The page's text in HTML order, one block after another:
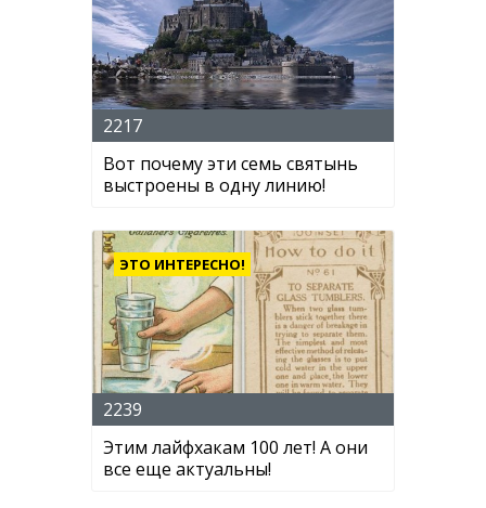
2217
Вот почему эти семь святынь
выстроены в одну линию!
ЭТО ИНТЕРЕСНО!
2239
Этим лайфхакам 100 лет! А они
все еще актуальны!